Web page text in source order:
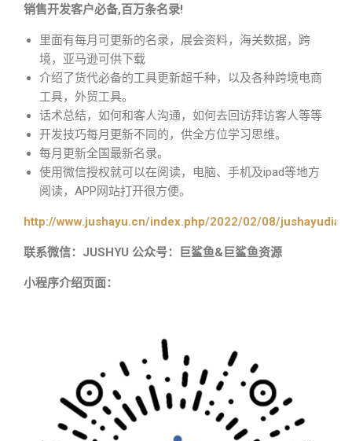
销售开发客户必备,百万条名录!
里面有每月可更新的名录，展会资料，海关数据，跨
境，亚马逊可供下载
介绍了货代必备的工具更新超千种，以及各种跨境电商
工具，外贸工具。
话术总结，如何和客人沟通，如何去回访拜访客人等等
开发技巧每月更新不同的，供全方位学习思维。
每月更新全国最新名录。
使用微信授权就可以在阅读，电脑、手机及ipad等地方
阅读，APP网站打开很方便。
http://www.jushayu.cn/index.php/2022/02/08/
联系微信：JUSHYU 公众号：巨鲨鱼&巨鲨鱼资源
小程序介绍页面：